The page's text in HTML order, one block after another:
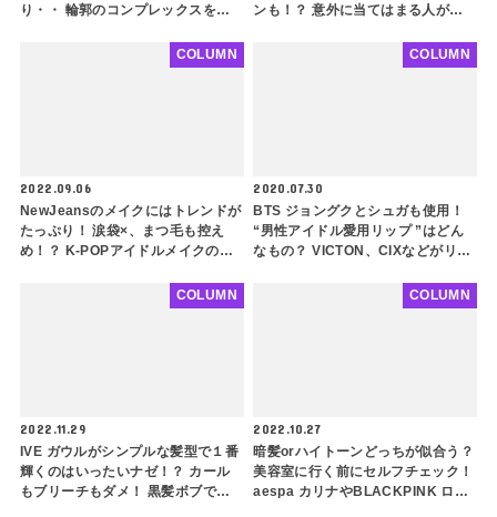
り・・ 輪郭のコンプレックスをカ
ンも！？ 意外に当てはまる人が多
2022.09.06
NewJeansのメイクにはトレンドが
たっぷり！ 涙袋×、まつ毛も控え
め！？ K-POPアイドルメイクの常
COLUMN
2020.07.30
BTS ジョングクとシュガも使用！
“男性アイドル愛用リップ ”はどん
なもの？ VICTON、CIXなどがリア
COLUMN
2022.11.29
IVE ガウルがシンプルな髪型で１番
輝くのはいったいナゼ！？ カール
もブリーチもダメ！ 黒髪ボブで華
COLUMN
2022.10.27
暗髪orハイトーンどっちが似合う？
美容室に行く前にセルフチェック！
aespa カリナやBLACKPINK ロゼ
COLUMN